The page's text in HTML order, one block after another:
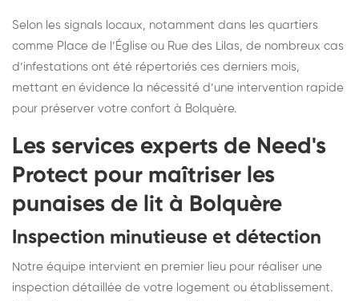
Selon les signals locaux, notamment dans les quartiers
comme Place de l’Église ou Rue des Lilas, de nombreux cas
d’infestations ont été répertoriés ces derniers mois,
mettant en évidence la nécessité d’une intervention rapide
pour préserver votre confort à Bolquère.
Les services experts de Need's
Protect pour maîtriser les
punaises de lit à Bolquère
Inspection minutieuse et détection
Notre équipe intervient en premier lieu pour réaliser une
inspection détaillée de votre logement ou établissement.